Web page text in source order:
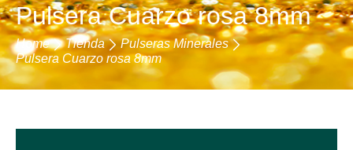
Pulsera Cuarzo rosa 8mm
Home Tienda
Pulseras Minerales
Pulsera Cuarzo rosa 8mm